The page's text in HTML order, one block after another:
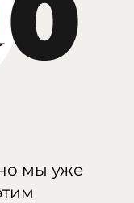
мы уже